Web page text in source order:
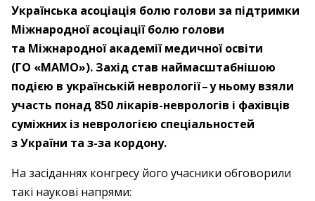
Українська асоціація болю голови за підтримки
Міжнародної асоціації болю голови
та Міжнародної академії медичної освіти
(ГО «МАМО»). Захід став наймасштабнішою
подією в українській неврології – ​у ньому взяли
участь понад 850 лікарів-неврологів і фахівців
суміжних із неврологією спеціальностей
з України та з-за кордону.
На засіданнях конгресу його учасники обговорили
такі наукові напрями: